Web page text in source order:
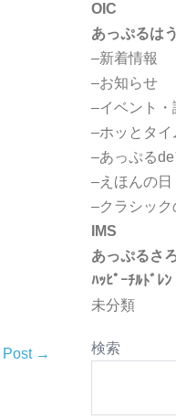
Post →
OIC
あっぷるは
–新着情報
–お知らせ
–イベント・
–ホッとタイ
–あっぷるde
–えほんの日
–クラシック
IMS
あっぷるさ
ﾊｯﾋﾟｰﾁﾙﾄﾞﾚﾝ
未分類
検索